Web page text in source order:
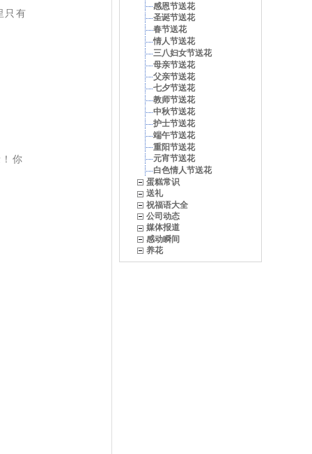
只有
你
感恩节送花
圣诞节送花
春节送花
情人节送花
三八妇女节送花
母亲节送花
父亲节送花
七夕节送花
教师节送花
中秋节送花
护士节送花
端午节送花
重阳节送花
元宵节送花
白色情人节送花
蛋糕常识
送礼
祝福语大全
公司动态
媒体报道
感动瞬间
养花